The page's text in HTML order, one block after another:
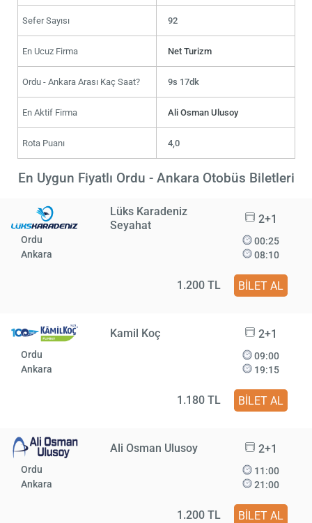
Sefer Sayısı 92
En Ucuz Firma Net Turizm
Ordu - Ankara Arası Kaç Saat? 9s 17dk
En Aktif Firma Ali Osman Ulusoy
Rota Puanı 4,0
En Uygun Fiyatlı Ordu - Ankara Otobüs Biletleri
Lüks Karadeniz
Seyahat
2+1
Ordu
Ankara
00:25
08:10
1.200 TL BİLET AL
Kamil Koç 2+1
Ordu
Ankara
09:00
19:15
1.180 TL BİLET AL
Ali Osman Ulusoy 2+1
Ordu
Ankara
11:00
21:00
1.200 TL BİLET AL